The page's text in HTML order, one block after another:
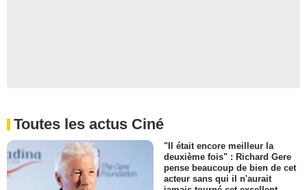
Toutes les actus Ciné
"Il était encore meilleur la
deuxième fois" : Richard Gere
pense beaucoup de bien de cet
acteur sans qui il n'aurait